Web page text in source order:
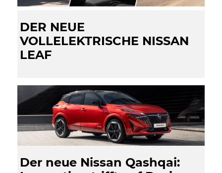
DER NEUE
VOLLELEKTRISCHE NISSAN
LEAF
Der neue Nissan Qashqai: